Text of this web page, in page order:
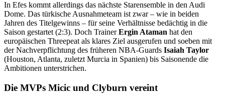
In Efes kommt allerdings das nächste Starensemble in den Audi
Dome. Das türkische Ausnahmeteam ist zwar – wie in beiden
Jahren des Titelgewinns – für seine Verhältnisse bedächtig in die
Saison gestartet (2:3). Doch TrainerErgin Ataman hat den
europäischen Threepeat als klares Ziel ausgerufen und soeben mit
der Nachverpflichtung des früheren NBA-Guards Isaiah Taylor
(Houston, Atlanta, zuletzt Murcia in Spanien) bis Saisonende die
Ambitionen unterstrichen.
Die MVPs Micic und Clyburn vereint